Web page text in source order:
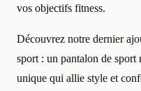
vos objectifs fitness.
Découvrez notre dernier
sport : un pantalon de
unique qui allie style et